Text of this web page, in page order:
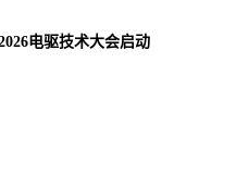
电驱技术大会启动